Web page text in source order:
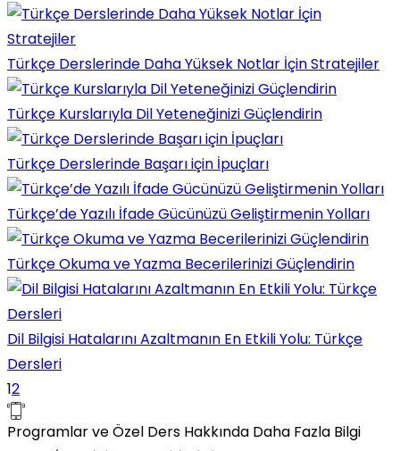
Türkçe Derslerinde Daha Yüksek Notlar İçin Stratejiler
Türkçe Kurslarıyla Dil Yeteneğinizi Güçlendirin
Türkçe Derslerinde Başarı için İpuçları
Türkçe’de Yazılı İfade Gücünüzü Geliştirmenin Yolları
Türkçe Okuma ve Yazma Becerilerinizi Güçlendirin
Dil Bilgisi Hatalarını Azaltmanın En Etkili Yolu: Türkçe
Dersleri
12
Programlar ve Özel Ders Hakkında Daha Fazla Bilgi